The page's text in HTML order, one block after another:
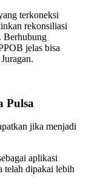
terkoneksi
rekonsiliasi
Berhubung
jelas bisa
Pulsa
jika menjadi
aplikasi
telah dipakai lebih